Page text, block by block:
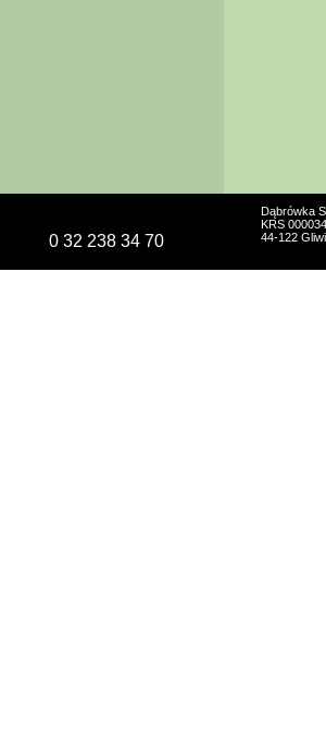
0 32 238 34 70
Dąbrówka
KRS
44-122